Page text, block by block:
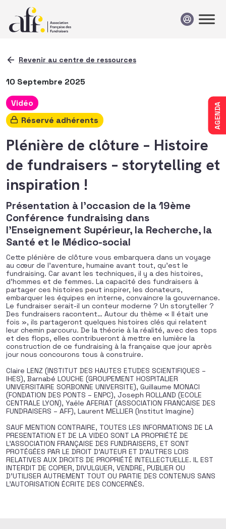
AGENDA
Revenir au centre de ressources
10 Septembre 2025
Vidéo
Réservé adhérents
Plénière de clôture – Histoire
de fundraisers – storytelling et
inspiration !
Présentation à l'occasion de la 19ème
Conférence fundraising dans
l'Enseignement Supérieur, la Recherche, la
Santé et le Médico-social
Cette plénière de clôture vous embarquera dans un voyage
au cœur de l’aventure, humaine avant tout, qu’est le
fundraising. Car avant les techniques, il y a des histoires,
d’hommes et de femmes. La capacité des fundraisers à
partager ces histoires peut inspirer, les donateurs,
embarquer les équipes en interne, convaincre la gouvernance.
Le fundraiser serait-il un conteur moderne ? Un storyteller ?
Des fundraisers racontent… Autour du thème « Il était une
fois », ils partageront quelques histoires clés qui relatent
leur chemin parcouru. De la théorie à la réalité, avec des tops
et des flops, elles contribueront à mettre en lumière la
construction de ce fundraising à la française que jour après
jour nous concourons tous à construire.
Claire LENZ (INSTITUT DES HAUTES ETUDES SCIENTIFIQUES –
IHES), Barnabé LOUCHE (GROUPEMENT HOSPITALIER
UNIVERSITAIRE SORBONNE UNIVERSITE), Guillaume MONACI
(FONDATION DES PONTS – ENPC), Joseph ROLLAND (ECOLE
CENTRALE LYON), Yaële AFERIAT (ASSOCIATION FRANCAISE DES
FUNDRAISERS – AFF), Laurent MELLIER (Institut Imagine)
SAUF MENTION CONTRAIRE, TOUTES LES INFORMATIONS DE LA
PRESENTATION ET DE LA VIDEO SONT LA PROPRIÉTÉ DE
L’ASSOCIATION FRANÇAISE DES FUNDRAISERS, ET SONT
PROTÉGÉES PAR LE DROIT D’AUTEUR ET D’AUTRES LOIS
RELATIVES AUX DROITS DE PROPRIÉTÉ INTELLECTUELLE. IL EST
INTERDIT DE COPIER, DIVULGUER, VENDRE, PUBLIER OU
D’UTILISER AUTREMENT TOUT OU PARTIE DES CONTENUS SANS
L’AUTORISATION ÉCRITE DES CONCERNÉS.